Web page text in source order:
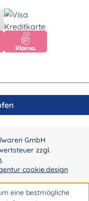
GmbH
zzgl.
.
cookie.design
eine bestmögliche